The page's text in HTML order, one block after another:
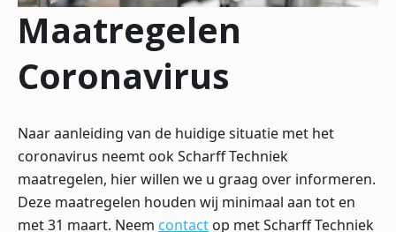
Maatregelen
Coronavirus
Naar aanleiding van de huidige situatie met het
coronavirus neemt ook Scharff Techniek
maatregelen, hier willen we u graag over informeren.
Deze maatregelen houden wij minimaal aan tot en
met 31 maart. Neem contactop met Scharff Techniek